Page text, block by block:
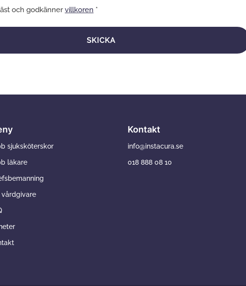
och godkännervillkoren *
SKICKA
sjuksköterskor
läkare
vårdgivare
Kontakt
info@instacura.se
018 888 08 10